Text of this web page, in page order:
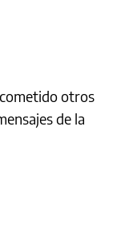
otros
de la